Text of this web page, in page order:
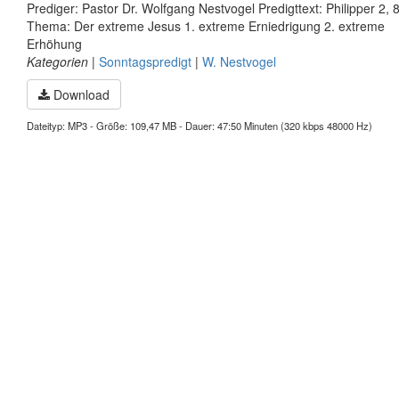
Prediger: Pastor Dr. Wolfgang Nestvogel Predigttext: Philipper 2,
Thema: Der extreme Jesus 1. extreme Erniedrigung 2. extreme
Erhöhung
Kategorien | Sonntagspredigt | W. Nestvogel
Download
Dateityp: MP3 - Größe: 109,47 MB - Dauer: 47:50 Minuten (320 kbps 48000 Hz)